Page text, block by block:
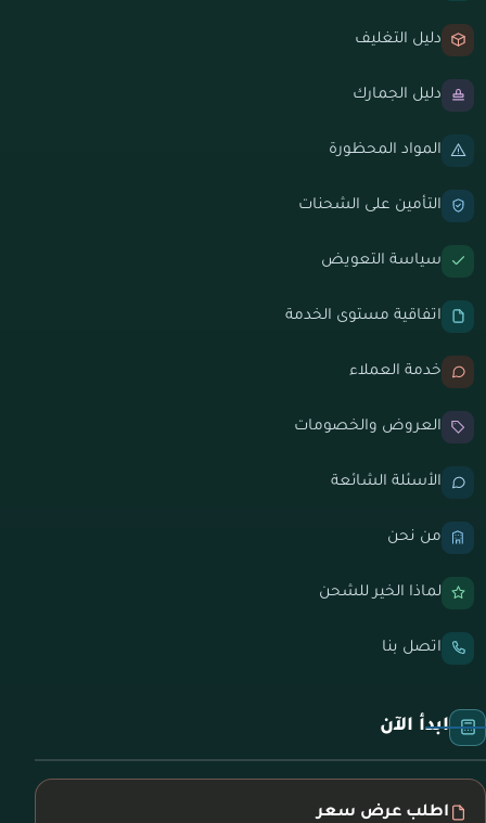
دليل التغليف
دليل الجمارك
المواد المحظورة
التأمين على الشحنات
سياسة التعويض
اتفاقية مستوى الخدمة
خدمة العملاء
العروض والخصومات
الأسئلة الشائعة
من نحن
لماذا الخير للشحن
اتصل بنا
ابدأ الآن
اطلب عرض سعر